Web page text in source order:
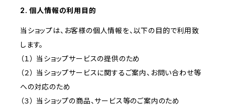
2. 個人情報の利用目的
当ショップは、お客様の個人情報を、以下の目的で利用致
します。
（１） 当ショップサービスの提供のため
（２） 当ショップサービスに関するご案内、お問い合わせ等
への対応のため
（３） 当ショップの商品、サービス等のご案内のため